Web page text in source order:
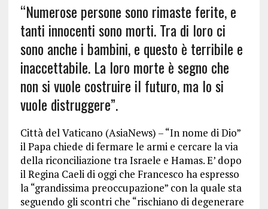
“Numerose persone sono rimaste ferite, e
tanti innocenti sono morti. Tra di loro ci
sono anche i bambini, e questo è terribile e
inaccettabile. La loro morte è segno che
non si vuole costruire il futuro, ma lo si
vuole distruggere”.
Città del Vaticano (AsiaNews) – “In nome di Dio”
il Papa chiede di fermare le armi e cercare la via
della riconciliazione tra Israele e Hamas. E’ dopo
il Regina Caeli di oggi che Francesco ha espresso
la “grandissima preoccupazione” con la quale sta
seguendo gli scontri che “rischiano di degenerare